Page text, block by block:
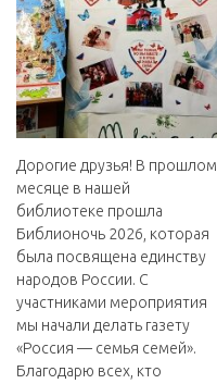
Дорогие друзья! В прошлом
месяце в нашей
библиотеке прошла
Библионочь 2026, которая
была посвящена единству
народов России. С
участниками мероприятия
мы начали делать газету
«Россия — семья семей».
Благодарю всех, кто